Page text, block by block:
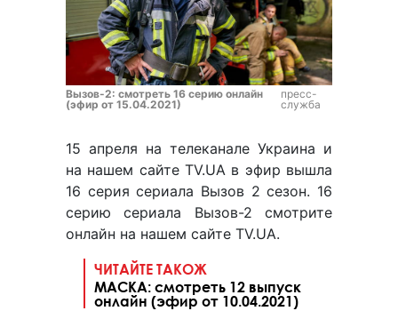
Вызов-2: смотреть 16 серию онлайн
(эфир от 15.04.2021)
пресс-
служба
15 апреля на телеканале Украина и
на нашем сайте TV.UA в эфир вышла
16 серия сериала Вызов 2 сезон. 16
серию сериала Вызов-2 смотрите
онлайн на нашем сайте TV.UA.
ЧИТАЙТЕ ТАКОЖ
МАСКА: смотреть 12 выпуск
онлайн (эфир от 10.04.2021)